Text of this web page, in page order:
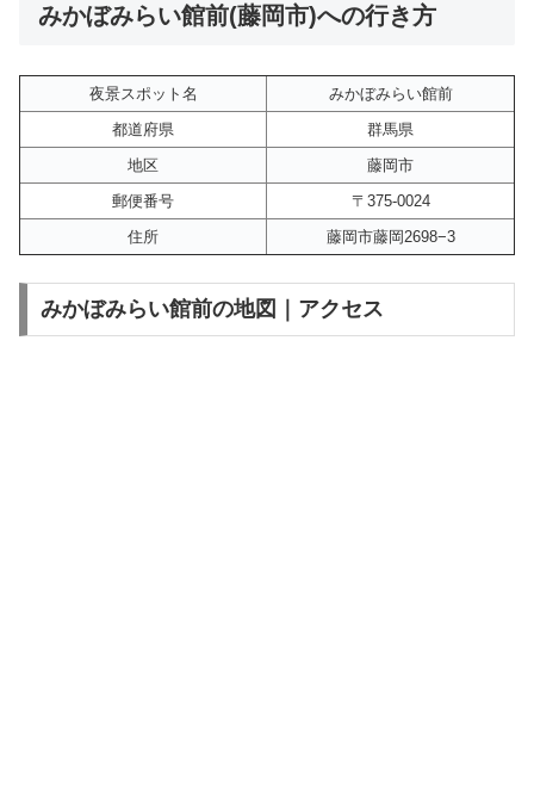
みかぼみらい館前(藤岡市)への行き方
夜景スポット名
みかぼみらい館前
都道府県
群馬県
地区
藤岡市
郵便番号
〒375-0024
住所
藤岡市藤岡2698−3
みかぼみらい館前の地図｜アクセス